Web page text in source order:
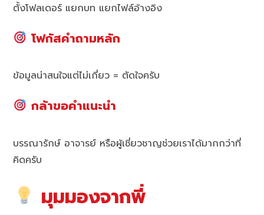
ตั้งโฟลเดอร์ แยกบท แยกไฟล์อ้างอิง
โฟกัสคำถามหลัก
ข้อมูลน่าสนใจแต่ไม่เกี่ยว = ตัดใจครับ
กล้าขอคำแนะนำ
บรรณารักษ์ อาจารย์ หรือผู้เชี่ยวชาญช่วยเราได้มากกว่าที่
คิดครับ
มุมมองจากพี่